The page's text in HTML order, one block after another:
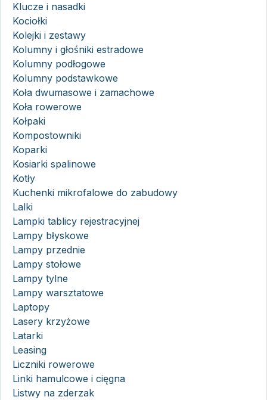
Klucze i nasadki
Kociołki
Kolejki i zestawy
Kolumny i głośniki estradowe
Kolumny podłogowe
Kolumny podstawkowe
Koła dwumasowe i zamachowe
Koła rowerowe
Kołpaki
Kompostowniki
Koparki
Kosiarki spalinowe
Kotły
Kuchenki mikrofalowe do zabudowy
Lalki
Lampki tablicy rejestracyjnej
Lampy błyskowe
Lampy przednie
Lampy stołowe
Lampy tylne
Lampy warsztatowe
Laptopy
Lasery krzyżowe
Latarki
Leasing
Liczniki rowerowe
Linki hamulcowe i cięgna
Listwy na zderzak